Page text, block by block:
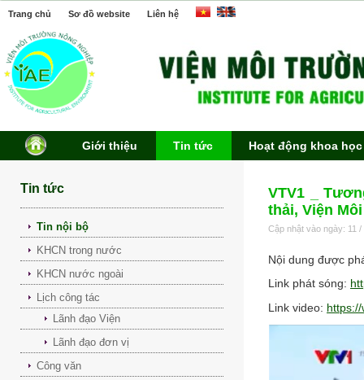
Trang chủ Sơ đồ website Liên hệ
Giới thiệu Tin tức Hoạt động khoa học
Tin tức
Tin nội bộ
KHCN trong nước
KHCN nước ngoài
Lịch công tác
Lãnh đạo Viện
Lãnh đạo đơn vị
Công văn
VTV1 _
thải, Viện
Cập nhật vào ngày: 11 /
Nội dung được
Link phát sóng:
Link video: